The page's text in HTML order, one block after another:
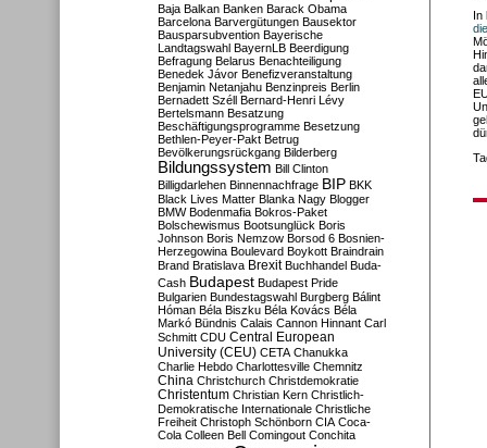
In
Baja Balkan Banken Barack Obama
Barcelona Barvergütungen Bausektor
Bausparsubvention Bayerische
Landtagswahl BayernLB Beerdigung
Befragung Belarus Benachteiligung
Benedek Jávor Benefizveranstaltung
Benjamin Netanjahu Benzinpreis Berlin
Bernadett Széll Bernard-Henri Lévy
Bertelsmann Besatzung
Beschäftigungsprogramme Besetzung
Bethlen-Peyer-Pakt Betrug
Bevölkerungsrückgang Bilderberg
Bildungssystem Bill Clinton
Billigdarlehen Binnennachfrage BIP BKK
Black Lives Matter Blanka Nagy Blogger
BMW Bodenmafia Bokros-Paket
Bolschewismus Bootsunglück Boris
Johnson Boris Nemzow Borsod 6 Bosnien-
Herzegowina Boulevard Boykott Braindrain
Brand Bratislava Brexit Buchhandel Buda-
Cash Budapest Budapest Pride
Bulgarien Bundestagswahl Burgberg Bálint
Hóman Béla Biszku Béla Kovács Béla
Markó Bündnis Calais Cannon Hinnant Carl
Schmitt CDU Central European
University (CEU) CETA Chanukka
Charlie Hebdo Charlottesville Chemnitz
China Christchurch Christdemokratie
Christentum Christian Kern Christlich-
Demokratische Internationale Christliche
Freiheit Christoph Schönborn CIA Coca-
Cola Colleen Bell Comingout Conchita